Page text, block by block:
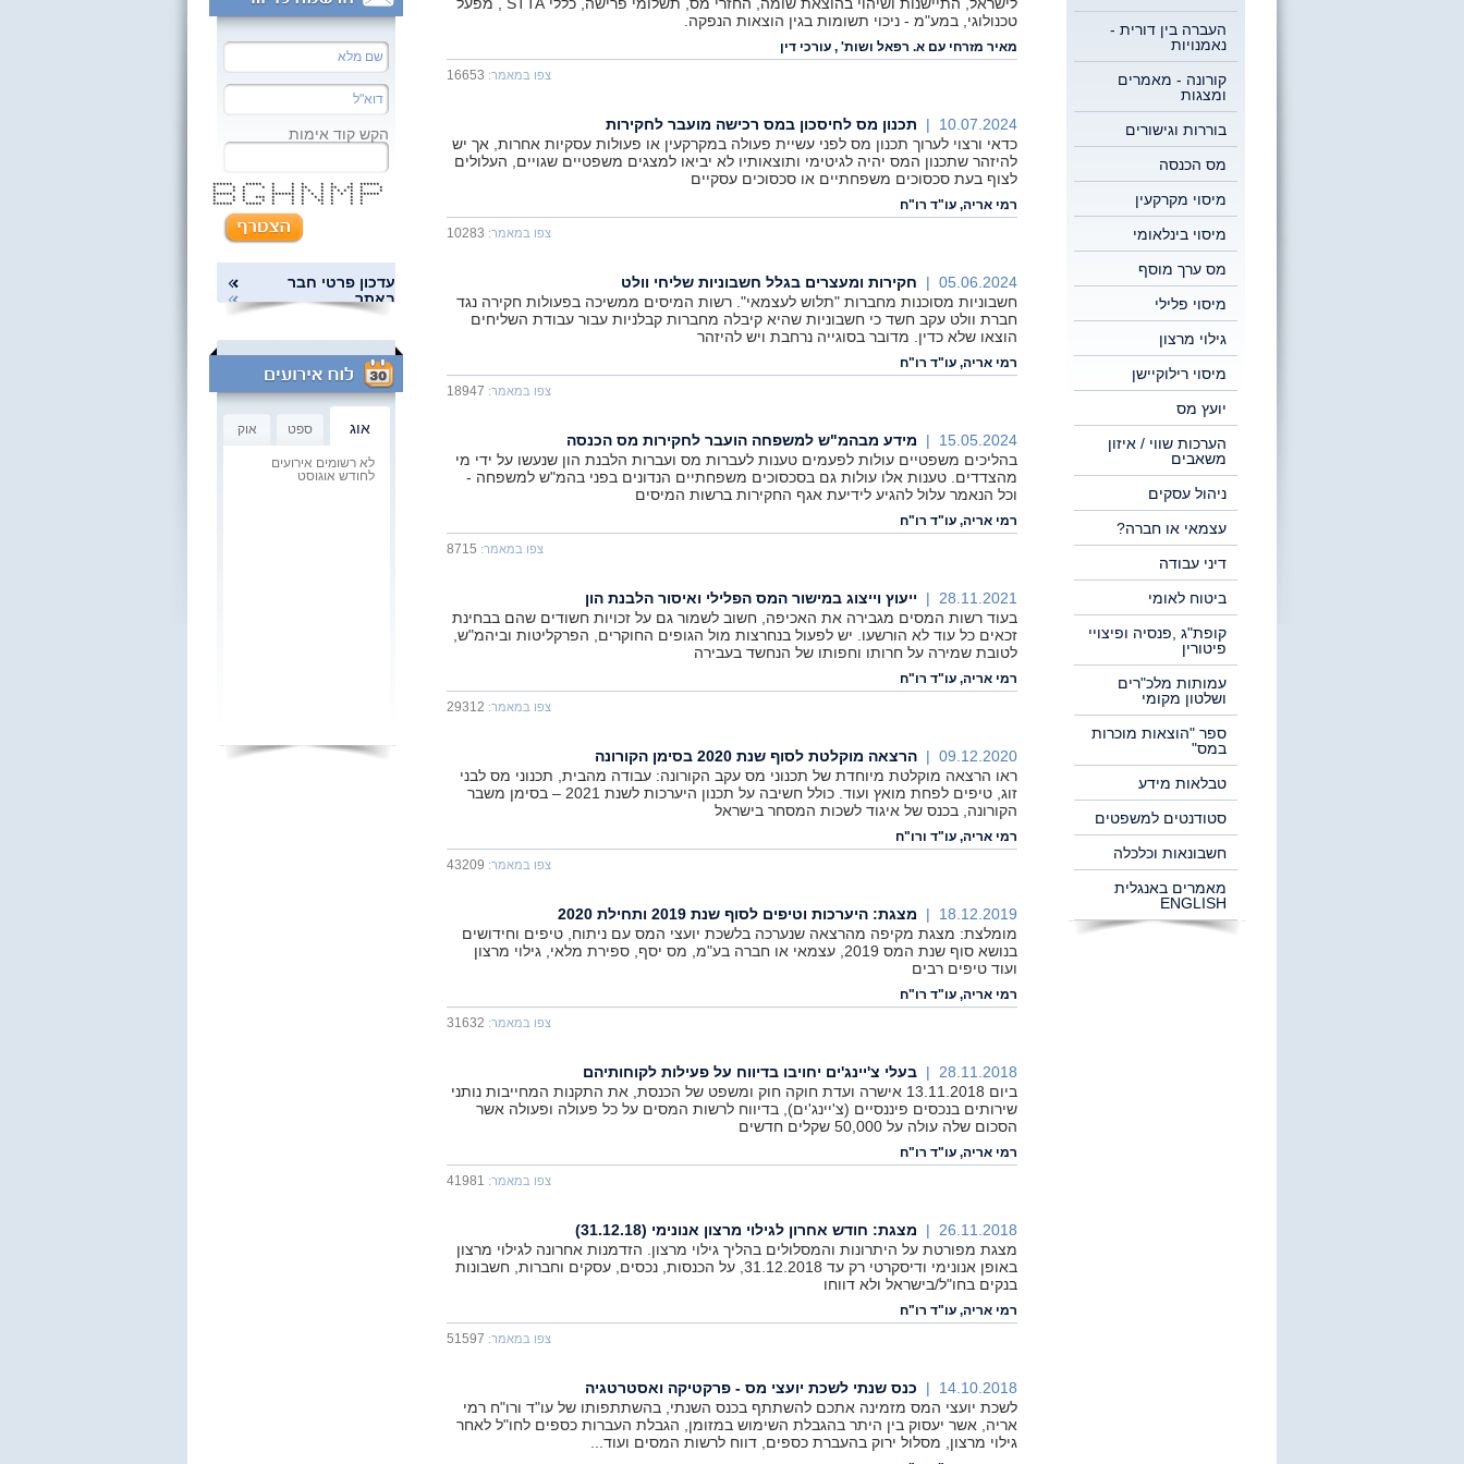
העברה בין דורית -
נאמנויות
קורונה - מאמרים
ומצגות
בוררות וגישורים
מס הכנסה
מיסוי מקרקעין
מיסוי בינלאומי
מס ערך מוסף
מיסוי פלילי
גילוי מרצון
מיסוי רילוקיישן
יועץ מס
הערכות שווי / איזון
משאבים
ניהול עסקים
עצמאי או חברה?
דיני עבודה
ביטוח לאומי
קופת"ג ,פנסיה ופיצויי
פיטורין
עמותות מלכ"רים
ושלטון מקומי
ספר "הוצאות מוכרות
במס"
טבלאות מידע
סטודנטים למשפטים
חשבונאות וכלכלה
מאמרים באנגלית
ENGLISH
טכנולוגי, במע"מ - ניכוי תשומות בגין הוצאות הנפקה.
מאיר מזרחי עם א. רפאל ושות' , עורכי דין
צפו במאמר: 16653
10.07.2024 |
תכנון מס לחיסכון במס רכישה מועבר לחקירות
כדאי ורצוי לערוך תכנון מס לפני עשיית פעולה במקרקעין או פעולות עסקיות אחרות, אך יש
להיזהר שתכנון המס יהיה לגיטימי ותוצאותיו לא יביאו למצגים משפטיים שגויים, העלולים
לצוף בעת סכסוכים משפחתיים או סכסוכים עסקיים
רמי אריה, עו"ד רו"ח
צפו במאמר: 10283
05.06.2024 |
חקירות ומעצרים בגלל חשבוניות שליחי וולט
חשבוניות מסוכנות מחברות "תלוש לעצמאי". רשות המיסים ממשיכה בפעולות חקירה נגד
חברת וולט עקב חשד כי חשבוניות שהיא קיבלה מחברות קבלניות עבור עבודת השליחים
הוצאו שלא כדין. מדובר בסוגייה נרחבת ויש להיזהר
רמי אריה, עו"ד רו"ח
צפו במאמר: 18947
15.05.2024 |
מידע מבהמ"ש למשפחה הועבר לחקירות מס הכנסה
בהליכים משפטיים עולות לפעמים טענות לעברות מס ועברות הלבנת הון שנעשו על ידי מי
מהצדדים. טענות אלו עולות גם בסכסוכים משפחתיים הנדונים בפני בהמ"ש למשפחה -
וכל הנאמר עלול להגיע לידיעת אגף החקירות ברשות המיסים
רמי אריה, עו"ד רו"ח
צפו במאמר: 8715
28.11.2021 |
ייעוץ וייצוג במישור המס הפלילי ואיסור הלבנת הון
בעוד רשות המסים מגבירה את האכיפה, חשוב לשמור גם על זכויות חשודים שהם בבחינת
זכאים כל עוד לא הורשעו. יש לפעול בנחרצות מול הגופים החוקרים, הפרקליטות וביהמ"ש,
לטובת שמירה על חרותו וחפותו של הנחשד בעבירה
רמי אריה, עו"ד רו"ח
צפו במאמר: 29312
09.12.2020 |
הרצאה מוקלטת לסוף שנת 2020 בסימן הקורונה
ראו הרצאה מוקלטת מיוחדת של תכנוני מס עקב הקורונה: עבודה מהבית, תכנוני מס לבני
זוג, טיפים לפחת מואץ ועוד. כולל חשיבה על תכנון היערכות לשנת 2021 – בסימן משבר
הקורונה, בכנס של איגוד לשכות המסחר בישראל
רמי אריה, עו"ד ורו"ח
צפו במאמר: 43209
18.12.2019 |
מצגת: היערכות וטיפים לסוף שנת 2019 ותחילת 2020
מומלצת: מצגת מקיפה מהרצאה שנערכה בלשכת יועצי המס עם ניתוח, טיפים וחידושים
בנושא סוף שנת המס 2019, עצמאי או חברה בע"מ, מס יסף, ספירת מלאי, גילוי מרצון
ועוד טיפים רבים
רמי אריה, עו"ד רו"ח
צפו במאמר: 31632
28.11.2018 |
בעלי צ'יינג'ים יחויבו בדיווח על פעילות לקוחותיהם
ביום 13.11.2018 אישרה ועדת חוקה חוק ומשפט של הכנסת, את התקנות המחייבות נותני
שירותים בנכסים פיננסיים (צ'יינג'ים), בדיווח לרשות המסים על כל פעולה ופעולה אשר
הסכום שלה עולה על 50,000 שקלים חדשים
רמי אריה, עו"ד רו"ח
צפו במאמר: 41981
26.11.2018 |
מצגת: חודש אחרון לגילוי מרצון אנונימי (31.12.18)
מצגת מפורטת על היתרונות והמסלולים בהליך גילוי מרצון. הזדמנות אחרונה לגילוי מרצון
באופן אנונימי ודיסקרטי רק עד 31.12.2018, על הכנסות, נכסים, עסקים וחברות, חשבונות
בנקים בחו"ל/בישראל ולא דווחו
רמי אריה, עו"ד רו"ח
צפו במאמר: 51597
14.10.2018 |
כנס שנתי לשכת יועצי מס - פרקטיקה ואסטרטגיה
לשכת יועצי המס מזמינה אתכם להשתתף בכנס השנתי, בהשתתפותו של עו"ד ורו"ח רמי
אריה, אשר יעסוק בין היתר בהגבלת השימוש במזומן, הגבלת העברות כספים לחו"ל לאחר
גילוי מרצון, מסלול ירוק בהעברת כספים, דווח לרשות המסים ועוד...
הקש קוד אימות
****** ***** * * * * * * ******
* * * * * * ** * ** ** * *
* * * * * * * * * * * * * *
****** * ******* * * * * * * ******
* * * *** * * * * * * * *
* * * * * * * ** * * *
****** ***** * * * * * * *
עדכון פרטי חבר
באתר
אוג ספט אוק
לא רשומים אירועים
לחודש אוגוסט